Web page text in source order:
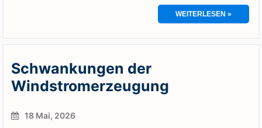
WEITERLESEN »
Schwankungen der
Windstromerzeugung
18 Mai, 2026